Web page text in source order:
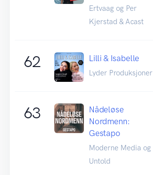
Ertvaag og Per
Kjerstad & Acast
62 Lilli & Isabelle
Lyder Produksjoner
63
Nådeløse
Nordmenn:
Gestapo
Moderne Media og
Untold